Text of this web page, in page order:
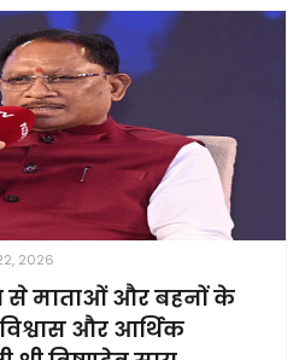
2026
से माताओं और बहनों के
और आर्थिक